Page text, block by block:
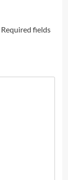
Required fields